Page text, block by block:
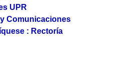
UPR
Comunicaciones
: Rectoría